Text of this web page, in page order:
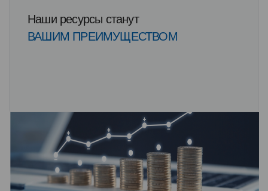
Наши ресурсы станут
ВАШИМ ПРЕИМУЩЕСТВОМ